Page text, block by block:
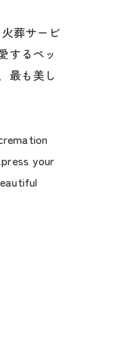
葬サービ
するペッ
最も美し
your